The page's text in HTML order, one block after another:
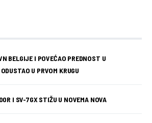
BELGIJE I POVEĆAO PREDNOST U
U PRVOM KRUGU
I SV-7GX STIŽU U NOVEMA NOVA